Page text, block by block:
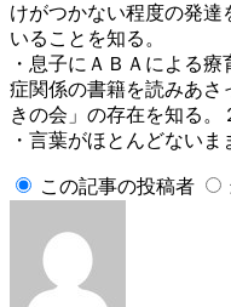
けがつかない程度の発達
いることを知る。
・息子にＡＢＡによる
症関係の書籍を読みあさ
きの会」の存在を知る。
・言葉がほとんどないま
この記事の投稿者